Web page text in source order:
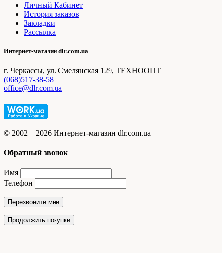
Личный Кабинет
История заказов
Закладки
Рассылка
Интернет-магазин dlr.com.ua
г. Черкассы, ул. Смелянская 129, ТЕХНООПТ
(068)517-38-58
office@dlr.com.ua
© 2002 – 2026 Интернет-магазин dlr.com.ua
Обратный звонок
Имя
Телефон
Перезвоните мне
Продолжить покупки